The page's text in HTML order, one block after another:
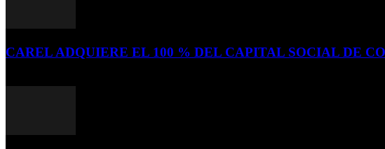
CAREL ADQUIERE EL 100 % DEL CAPITAL SOCIAL DE